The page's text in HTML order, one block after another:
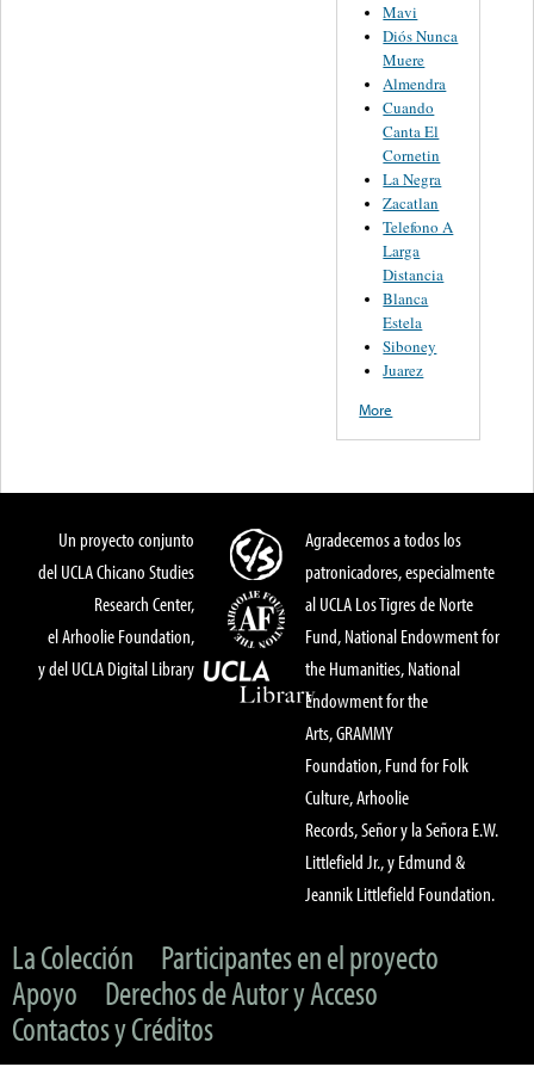
Mavi
Diós Nunca
Muere
Almendra
Cuando
Canta El
Cornetin
La Negra
Zacatlan
Telefono A
Larga
Distancia
Blanca
Estela
Siboney
Juarez
More
Un proyecto conjunto
del UCLA Chicano Studies
Research Center,
el Arhoolie Foundation,
y del UCLA Digital Library
Agradecemos a todos los
patronicadores, especialmente
al UCLA Los Tigres de Norte
Fund, National Endowment for
the Humanities, National
Endowment for the
Arts, GRAMMY
Foundation, Fund for Folk
Culture, Arhoolie
Records, Señor y la Señora E.W.
Littlefield Jr., y Edmund &
Jeannik Littlefield Foundation.
La Colección
Participantes en el proyecto
Apoyo
Derechos de Autor y Acceso
Contactos y Créditos